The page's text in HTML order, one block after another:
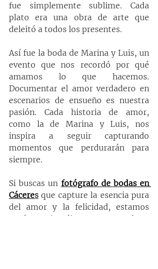
fue simplemente sublime. Cada
plato era una obra de arte que
deleitó a todos los presentes.
Así fue la boda de Marina y Luis, un
evento que nos recordó por qué
amamos lo que hacemos.
Documentar el amor verdadero en
escenarios de ensueño es nuestra
pasión. Cada historia de amor,
como la de Marina y Luis, nos
inspira a seguir capturando
momentos que perdurarán para
siempre.
Si buscas un fotógrafo de bodas en
Cáceres que capture la esencia pura
del amor y la felicidad, estamos
aquí para ti. ¡Déjanos ser parte de tu